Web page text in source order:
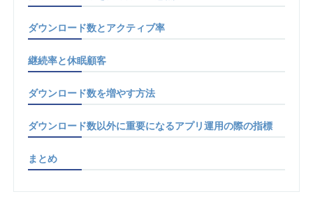
ダウンロード数とアクティブ率
継続率と休眠顧客
ダウンロード数を増やす方法
ダウンロード数以外に重要になるアプリ運用の際の指標
まとめ